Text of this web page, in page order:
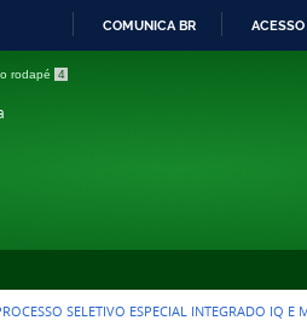
COMUNICA BR
rodapé 4
SELETIVO ESPECIAL INTEGRADO IQ E